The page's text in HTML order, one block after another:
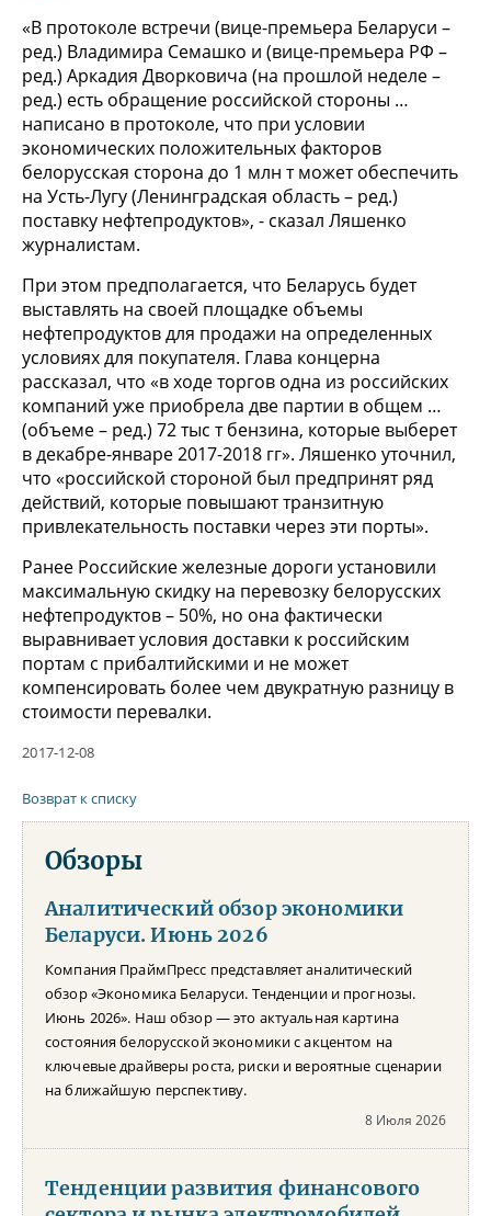
«В протоколе встречи (вице-премьера Беларуси –
ред.) Владимира Семашко и (вице-премьера РФ –
ред.) Аркадия Дворковича (на прошлой неделе –
ред.) есть обращение российской стороны …
написано в протоколе, что при условии
экономических положительных факторов
белорусская сторона до 1 млн т может обеспечить
на Усть-Лугу (Ленинградская область – ред.)
поставку нефтепродуктов», - сказал Ляшенко
журналистам.
При этом предполагается, что Беларусь будет
выставлять на своей площадке объемы
нефтепродуктов для продажи на определенных
условиях для покупателя. Глава концерна
рассказал, что «в ходе торгов одна из российских
компаний уже приобрела две партии в общем …
(объеме – ред.) 72 тыс т бензина, которые выберет
в декабре-январе 2017-2018 гг». Ляшенко уточнил,
что «российской стороной был предпринят ряд
действий, которые повышают транзитную
привлекательность поставки через эти порты».
Ранее Российские железные дороги установили
максимальную скидку на перевозку белорусских
нефтепродуктов – 50%, но она фактически
выравнивает условия доставки к российским
портам с прибалтийскими и не может
компенсировать более чем двукратную разницу в
стоимости перевалки.
2017-12-08
Возврат к списку
Обзоры
Аналитический обзор экономики
Беларуси. Июнь 2026
Компания ПраймПресс представляет аналитический
обзор «Экономика Беларуси. Тенденции и прогнозы.
Июнь 2026». Наш обзор — это актуальная картина
состояния белорусской экономики с акцентом на
ключевые драйверы роста, риски и вероятные сценарии
на ближайшую перспективу.
8 Июля 2026
Тенденции развития финансового